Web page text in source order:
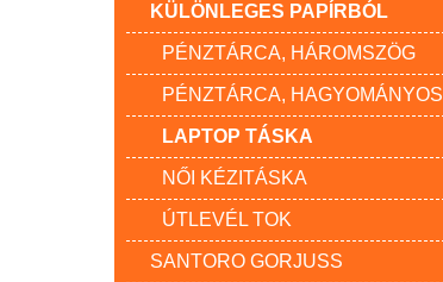
KÜLÖNLEGES PAPÍRBÓL
PÉNZTÁRCA, HÁROMSZÖG
PÉNZTÁRCA, HAGYOMÁNYOS
LAPTOP TÁSKA
NŐI KÉZITÁSKA
ÚTLEVÉL TOK
SANTORO GORJUSS